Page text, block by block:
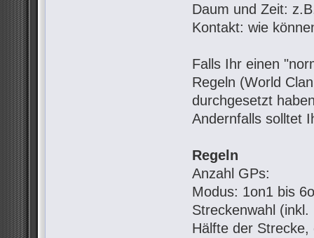
Daum und Zeit:
Kontakt: wie
Falls Ihr einen
Regeln (World
durchgesetzt
Andernfalls solltet
Regeln
Anzahl GPs:
Modus: 1on1 bis
Streckenwahl
Hälfte der